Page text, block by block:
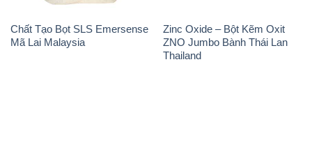
Chất Tạo Bọt SLS Emersense
Mã Lai Malaysia
Zinc Oxide – Bột Kẽm Oxit
ZNO Jumbo Bành Thái Lan
Thailand